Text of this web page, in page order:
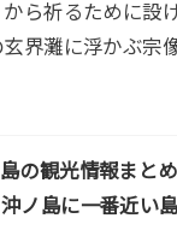
ら祈るために設
界灘に浮かぶ宗
の観光情報まと
ノ島に一番近い